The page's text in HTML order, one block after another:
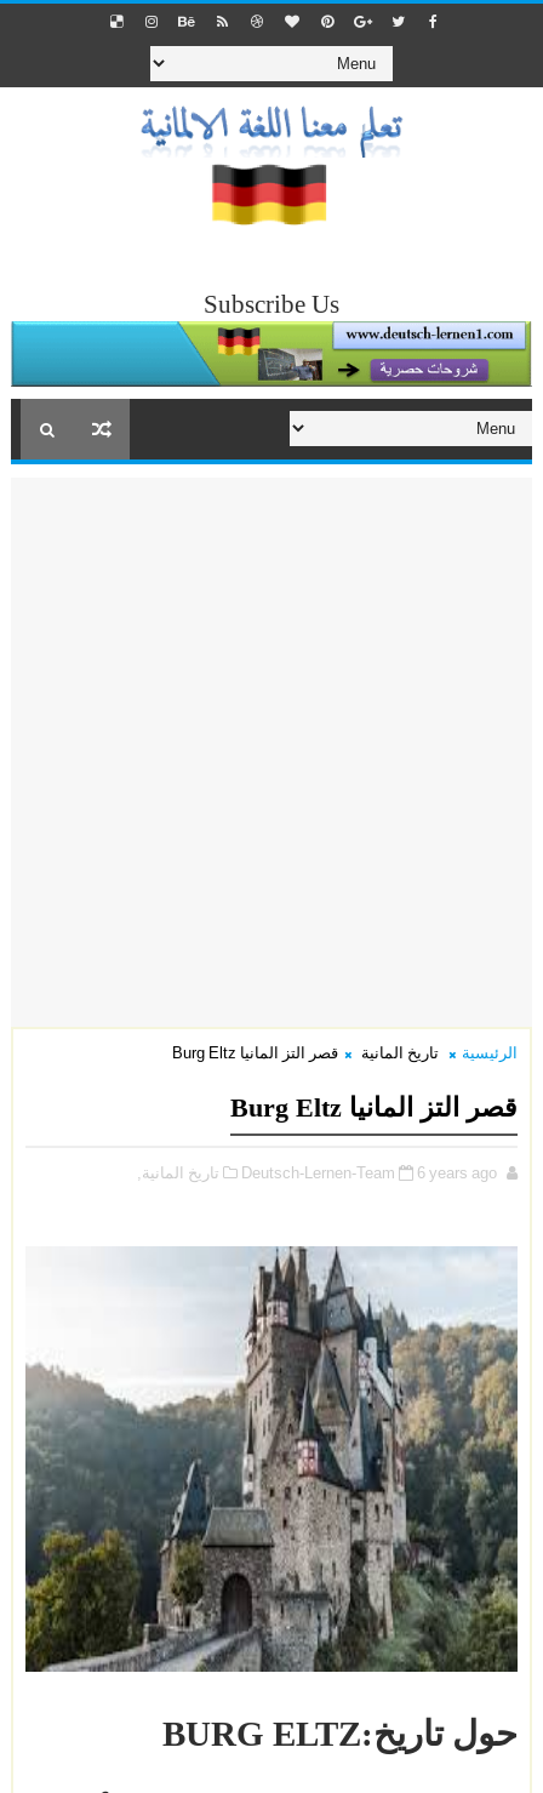
Subscribe Us
الرئيسية تاريخ المانية قصر التز المانيا Burg Eltz
قصر التز المانيا Burg Eltz
Deutsch-Lernen-Team 6 years ago تاريخ المانية,
حول تاريخBURG ELTZ: